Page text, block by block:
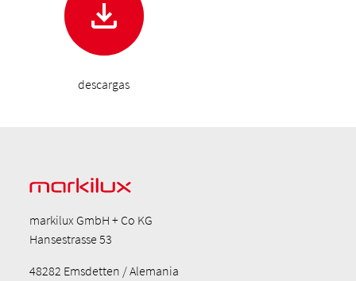
descargas
markilux GmbH + Co KG
Hansestrasse 53
48282 Emsdetten / Alemania